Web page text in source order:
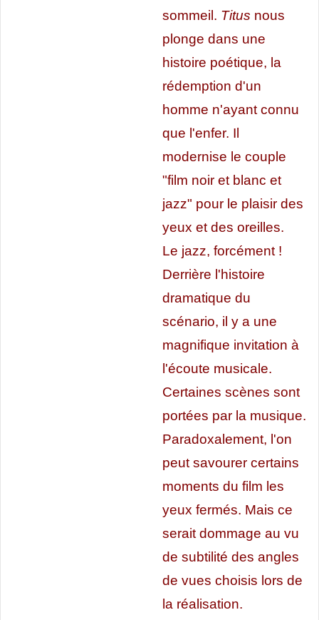
sommeil. Titus nous
plonge dans une
histoire poétique, la
rédemption d'un
homme n'ayant connu
que l'enfer. Il
modernise le couple
"film noir et blanc et
jazz" pour le plaisir des
yeux et des oreilles.
Le jazz, forcément !
Derrière l'histoire
dramatique du
scénario, il y a une
magnifique invitation à
l'écoute musicale.
Certaines scènes sont
portées par la musique.
Paradoxalement, l'on
peut savourer certains
moments du film les
yeux fermés. Mais ce
serait dommage au vu
de subtilité des angles
de vues choisis lors de
la réalisation.